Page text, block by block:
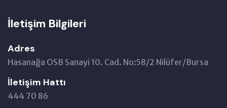
İletişim Bilgileri
Adres
Hasanağa OSB Sanayi 10. Cad. No:58/2 Nilüfer/Bursa
İletişim Hattı
444 70 86